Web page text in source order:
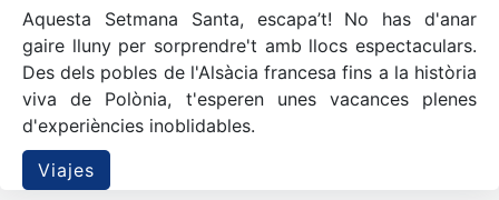
Aquesta Setmana Santa, escapa’t! No has d'anar
gaire lluny per sorprendre't amb llocs espectaculars.
Des dels pobles de l'Alsàcia francesa fins a la història
viva de Polònia, t'esperen unes vacances plenes
d'experiències inoblidables.
Viajes